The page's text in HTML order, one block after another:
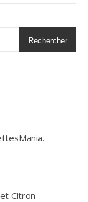
Rechercher
.
Citron